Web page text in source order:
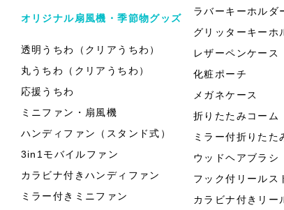
オリジナル扇風機・季節物グッズ
透明うちわ（クリアうちわ）
丸うちわ（クリアうちわ）
応援うちわ
ミニファン・扇風機
ハンディファン（スタンド式）
3in1モバイルファン
カラビナ付きハンディファン
ミラー付きミニファン
ラバーキーホルダ
グリッターキーホ
レザーペンケース
化粧ポーチ
メガネケース
折りたたみコーム
ミラー付折りたた
ウッドヘアブラシ
フック付リールス
カラビナ付きリー